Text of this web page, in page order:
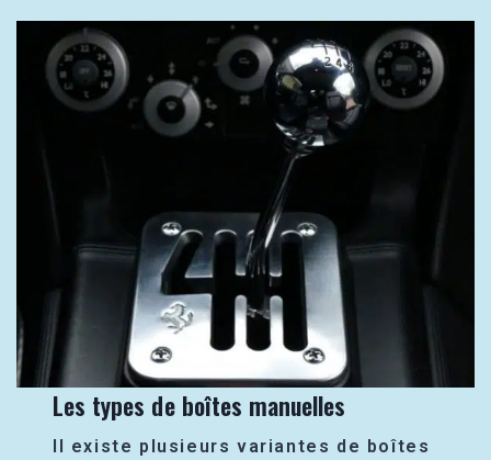
Les types de boîtes manuelles
Il existe plusieurs variantes de boîtes